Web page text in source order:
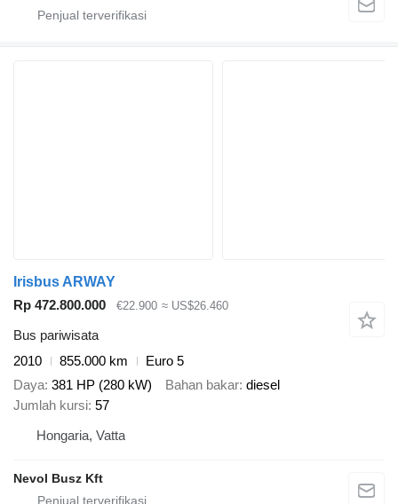
Irisbus ARWAY
Rp 472.800.000
€22.900 ≈ US$26.460
Bus pariwisata
2010
855.000 km
Euro 5
Daya 381 HP (280 kW) Bahan bakar diesel
Jumlah kursi 57
Hongaria, Vatta
Nevol Busz Kft